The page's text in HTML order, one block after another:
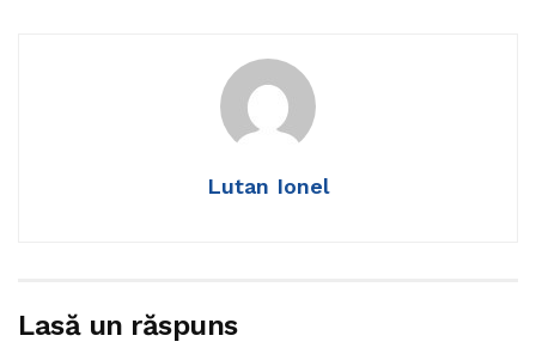
Lutan Ionel
Lasă un răspuns